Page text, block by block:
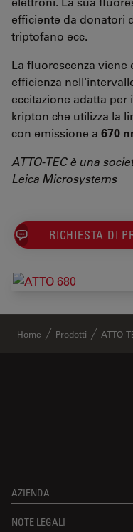
efficiente da donatori
triptofano ecc.
La fluorescenza viene
efficienza
eccitazione adatta per
kripton che utilizza la
con emissione a 670
ATTO-TEC è una
Leica Microsystems
RICHIESTA DI
Home Prodotti ATTO-
AZIENDA
NOTE LEGALI